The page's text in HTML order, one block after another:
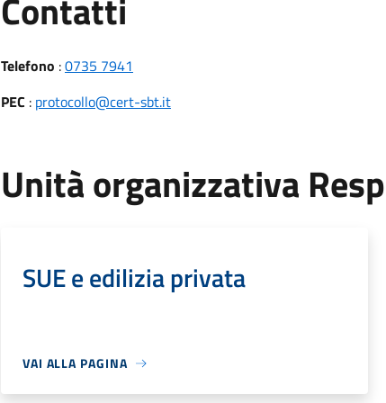
Contatti
Telefono :0735 7941
PEC : protocollo@cert-sbt.it
Unità organizzativa
SUE e edilizia privata
VAI ALLA PAGINA